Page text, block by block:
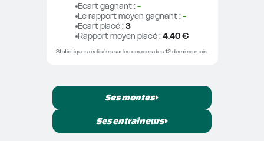
Ecart gagnant : -
Le rapport moyen gagnant : -
Ecart placé : 3
Rapport moyen placé : 4.40 €
Statistiques réalisées sur les courses des 12 derniers mois.
Ses montes
Ses entraîneurs